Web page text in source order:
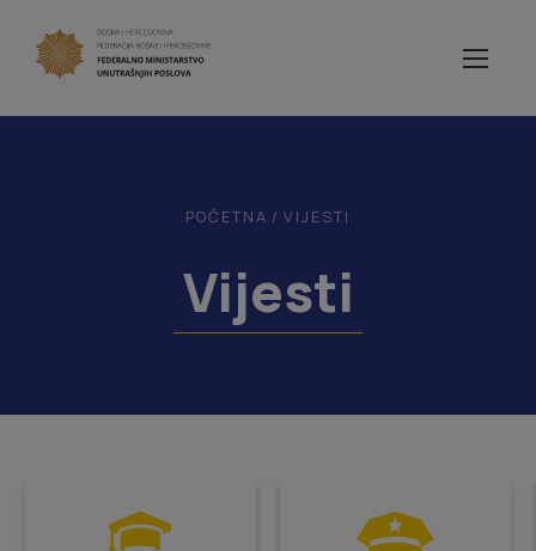
POČETNA / VIJESTI
Vijesti